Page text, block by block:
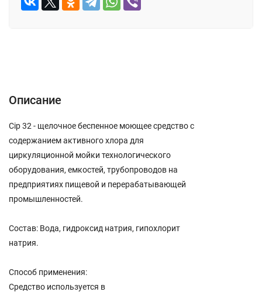
Описание
Cip 32 - щелочное беспенное моющее средство с
содержанием активного хлора для
циркуляционной мойки технологического
оборудования, емкостей, трубопроводов на
предприятиях пищевой и перерабатывающей
промышленностей.
Состав: Вода, гидроксид натрия, гипохлорит
натрия.
Способ применения:
Средство используется в